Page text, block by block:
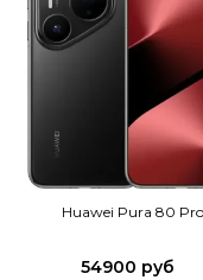
Huawei Pura 80 Pro
54900 руб